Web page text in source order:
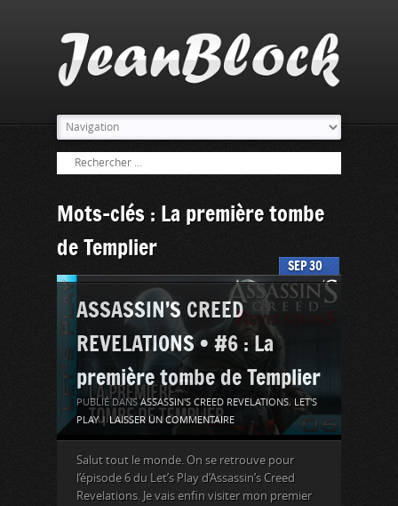
Mots-clés : La première tombe
de Templier
30
SEP
ASSASSIN’S CREED
REVELATIONS • #6 : La
première tombe de Templier
PUBLIÉ DANSASSASSIN'S CREED REVELATIONS, LET'S
PLAY| LAISSER UN COMMENTAIRE
Salut tout le monde. On se retrouve pour
l’épisode 6 du Let’s Play d’Assassin’s Creed
Revelations. Je vais enfin visiter mon premier